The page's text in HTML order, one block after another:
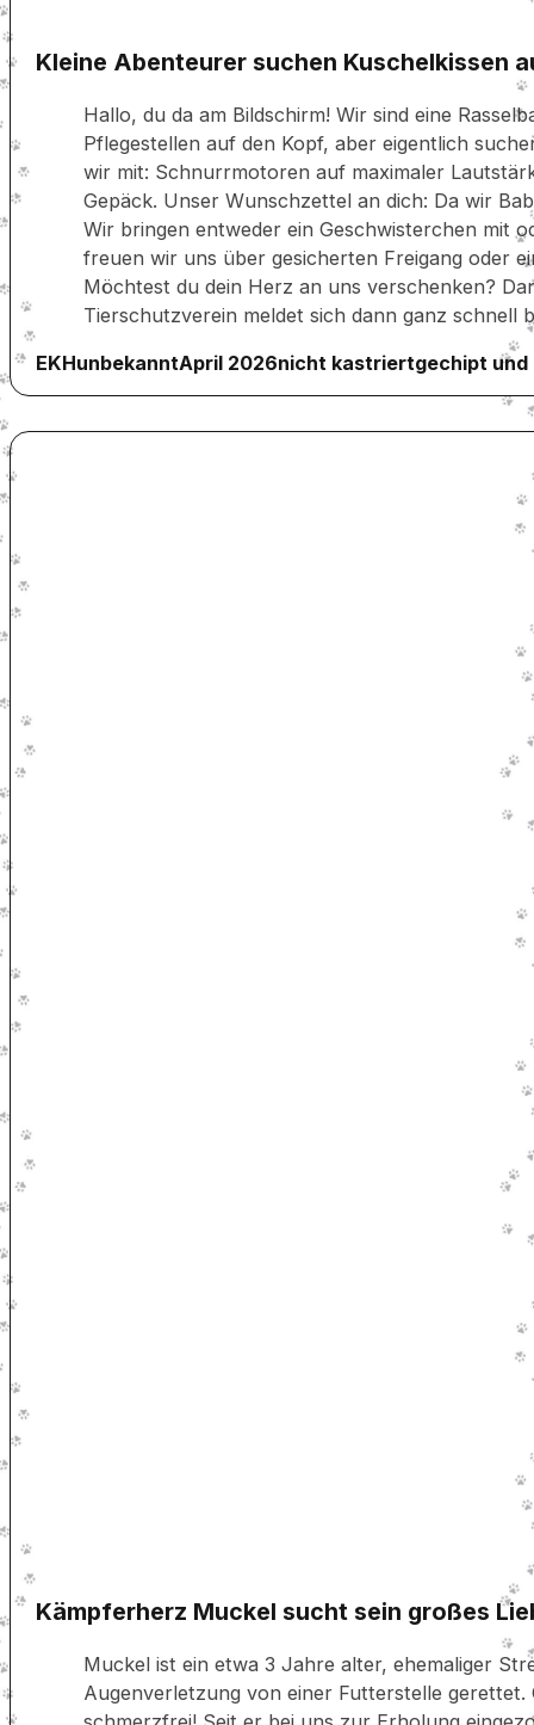
Kleine Abenteurer suchen Kuschelkissen
Hallo, du da am Bildschirm! Wir sind eine
Pflegestellen auf den Kopf, aber eigentlich
wir mit: Schnurrmotoren auf maximaler
Gepäck. Unser Wunschzettel an dich: Da wir
Wir bringen entweder ein Geschwisterchen mit
freuen wir uns über gesicherten Freigang oder
Möchtest du dein Herz an uns verschenken?
Tierschutzverein meldet sich dann ganz schnell
EKHunbekanntApril 2026nicht kastriertgechipt und
Kämpferherz Muckel sucht sein großes
Muckel ist ein etwa 3 Jahre alter, ehemaliger
Augenverletzung von einer Futterstelle